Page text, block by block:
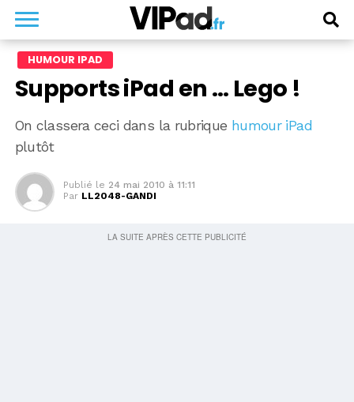
HUMOUR IPAD
Supports iPad en … Lego !
On classera ceci dans la rubrique humour iPad
plutôt
Publié le 24 mai 2010 à 11:11
Par LL2048-GANDI